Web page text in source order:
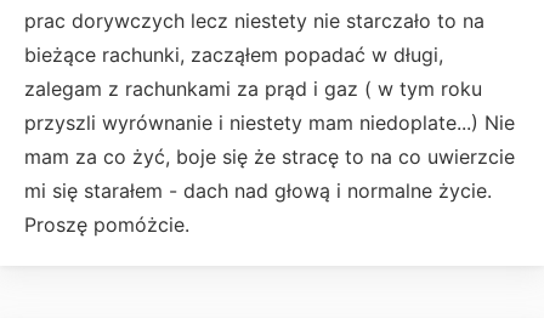
prac dorywczych lecz niestety nie starczało to na
bieżące rachunki, zacząłem popadać w długi,
zalegam z rachunkami za prąd i gaz ( w tym roku
przyszli wyrównanie i niestety mam niedoplate...) Nie
mam za co żyć, boje się że stracę to na co uwierzcie
mi się starałem - dach nad głową i normalne życie.
Proszę pomóżcie.